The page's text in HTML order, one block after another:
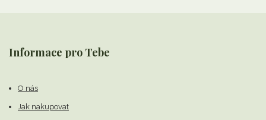
Informace pro Tebe
O nás
Jak nakupovat